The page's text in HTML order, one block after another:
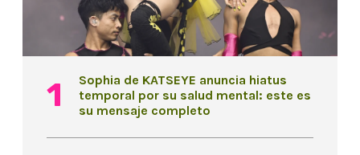
Sophia de KATSEYE anuncia hiatus
temporal por su salud mental: este es
su mensaje completo